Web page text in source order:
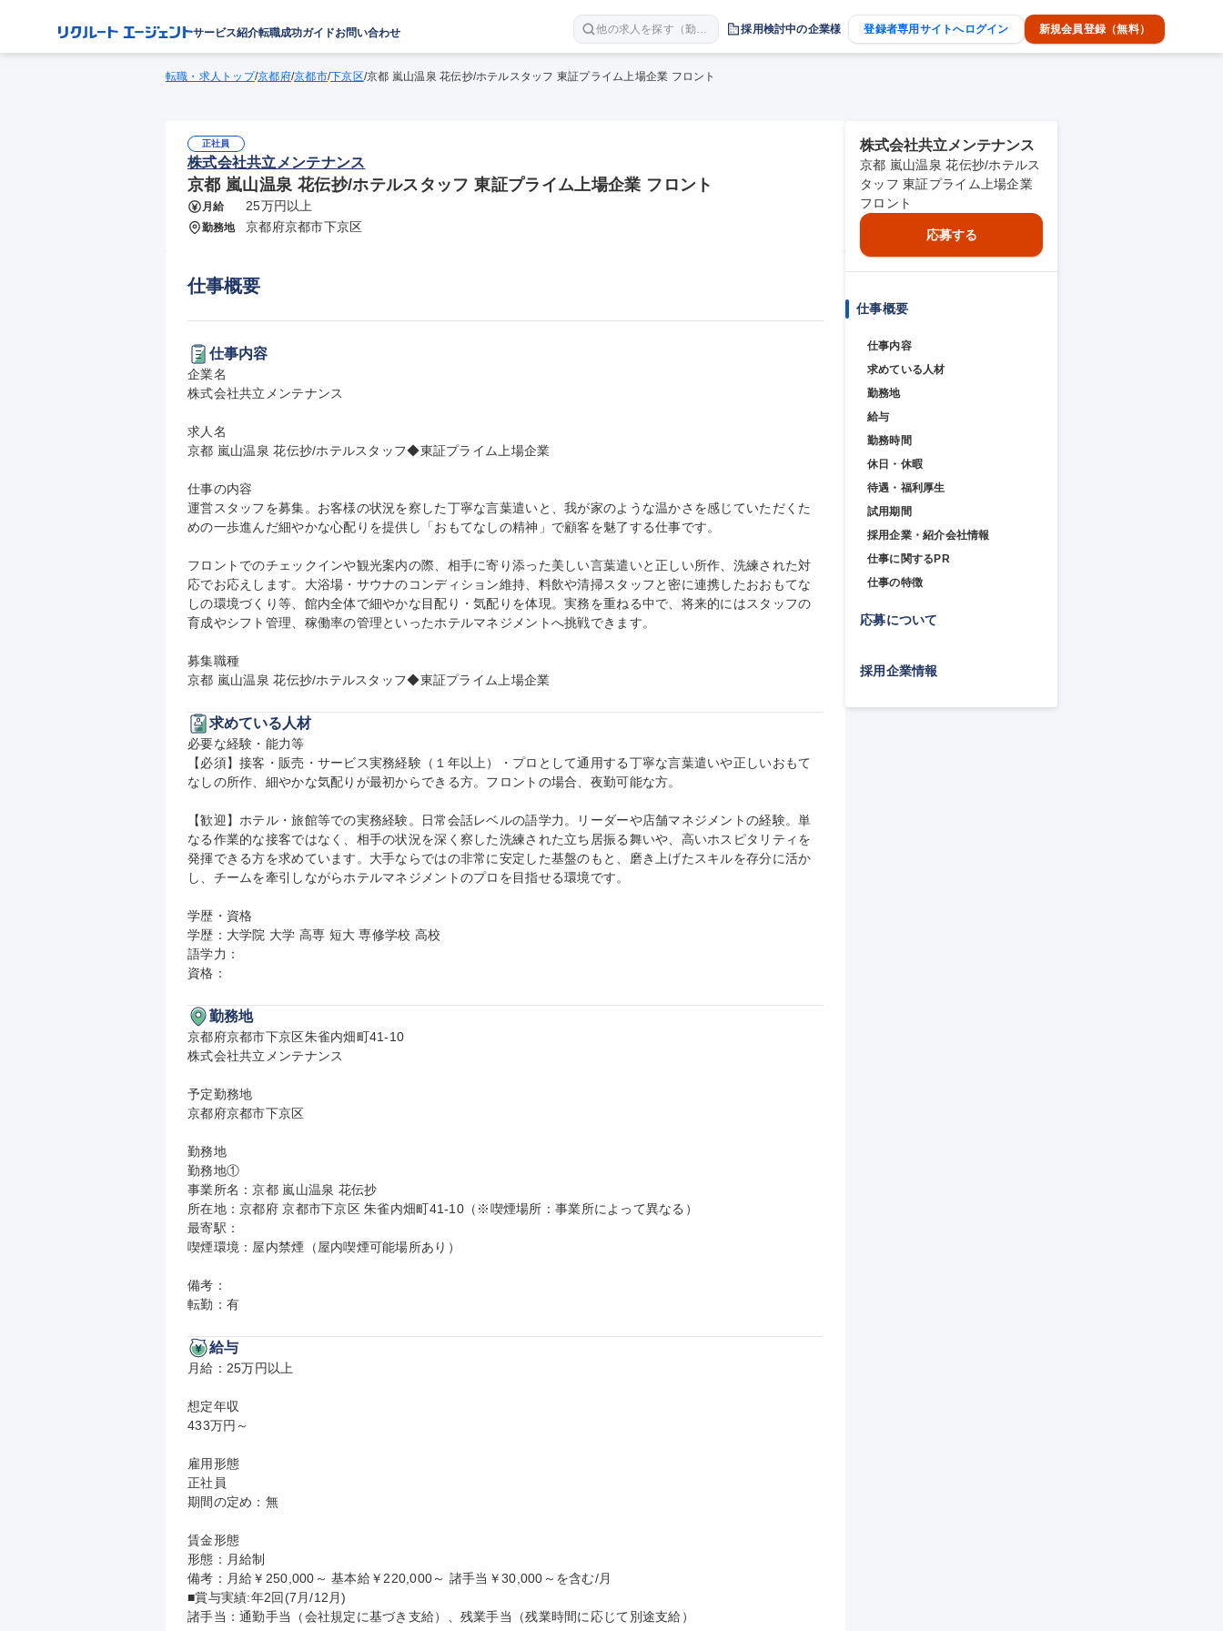
サービス紹介転職成功ガイドお問い合わせ
他の求人を探す（勤務
地 職種 年収など）
採用検討中の企業様 登録者専用サイトへログイン 新規会員登録（無料）
転職・求人トップ/京都府/京都市/下京区/京都 嵐山温泉 花伝抄/ホテルスタッフ 東証プライム上場企業 フロント
正社員
株式会社共立メンテナンス
京都 嵐山温泉 花伝抄/ホテルスタッフ 東証プライム上場企業 フロント
月給 25万円以上
勤務地 京都府京都市下京区
仕事概要
仕事内容
企業名
株式会社共立メンテナンス
求人名
京都 嵐山温泉 花伝抄/ホテルスタッフ◆東証プライム上場企業
仕事の内容
運営スタッフを募集。お客様の状況を察した丁寧な言葉遣いと、我が家のような温かさを感じていただくた
めの一歩進んだ細やかな心配りを提供し「おもてなしの精神」で顧客を魅了する仕事です。
フロントでのチェックインや観光案内の際、相手に寄り添った美しい言葉遣いと正しい所作、洗練された対
応でお応えします。大浴場・サウナのコンディション維持、料飲や清掃スタッフと密に連携したおおもてな
しの環境づくり等、館内全体で細やかな目配り・気配りを体現。実務を重ねる中で、将来的にはスタッフの
育成やシフト管理、稼働率の管理といったホテルマネジメントへ挑戦できます。
募集職種
京都 嵐山温泉 花伝抄/ホテルスタッフ◆東証プライム上場企業
求めている人材
必要な経験・能力等
【必須】接客・販売・サービス実務経験（１年以上）・プロとして通用する丁寧な言葉遣いや正しいおもて
なしの所作、細やかな気配りが最初からできる方。フロントの場合、夜勤可能な方。
【歓迎】ホテル・旅館等での実務経験。日常会話レベルの語学力。リーダーや店舗マネジメントの経験。単
なる作業的な接客ではなく、相手の状況を深く察した洗練された立ち居振る舞いや、高いホスピタリティを
発揮できる方を求めています。大手ならではの非常に安定した基盤のもと、磨き上げたスキルを存分に活か
し、チームを牽引しながらホテルマネジメントのプロを目指せる環境です。
学歴・資格
学歴：大学院 大学 高専 短大 専修学校 高校
語学力：
資格：
勤務地
京都府京都市下京区朱雀内畑町41-10
株式会社共立メンテナンス
予定勤務地
京都府京都市下京区
勤務地
勤務地①
事業所名：京都 嵐山温泉 花伝抄
所在地：京都府 京都市下京区 朱雀内畑町41-10（※喫煙場所：事業所によって異なる）
最寄駅：
喫煙環境：屋内禁煙（屋内喫煙可能場所あり）
備考：
転勤：有
給与
月給：25万円以上
想定年収
433万円～
雇用形態
正社員
期間の定め：無
賃金形態
形態：月給制
備考：月給￥250,000～ 基本給￥220,000～ 諸手当￥30,000～を含む/月
■賞与実績:年2回(7月/12月)
諸手当：通勤手当（会社規定に基づき支給）、残業手当（残業時間に応じて別途支給）
株式会社共立メンテナンス
京都 嵐山温泉 花伝抄/ホテルス
タッフ 東証プライム上場企業
フロント
応募する
仕事概要
仕事内容
求めている人材
勤務地
給与
勤務時間
休日・休暇
待遇・福利厚生
試用期間
採用企業・紹介会社情報
仕事に関するPR
仕事の特徴
応募について
採用企業情報